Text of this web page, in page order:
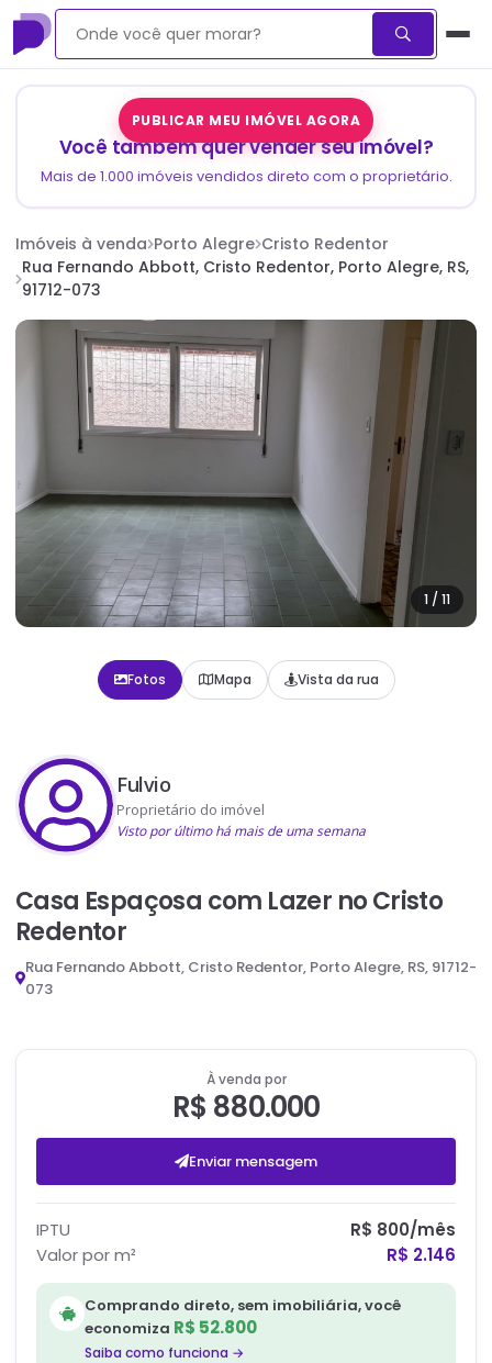
PUBLICAR MEU IMÓVEL AGORA
Você também quer vender seu imóvel?
Mais de 1.000 imóveis vendidos direto com o proprietário.
Imóveis à venda Porto Alegre Cristo Redentor
Rua Fernando Abbott, Cristo Redentor, Porto Alegre, RS,
91712-073
1 / 11
Fotos Mapa Vista da rua
Fulvio
Proprietário do imóvel
Visto por último há mais de uma semana
Casa Espaçosa com Lazer no Cristo
Redentor
Rua Fernando Abbott, Cristo Redentor, Porto Alegre, RS, 91712-
073
À venda por
R$ 880.000
Enviar mensagem
IPTU R$ 800/mês
Valor por m²
R$ 2.146
Comprando direto, sem imobiliária, você
economiza R$ 52.800
Saiba como funciona →